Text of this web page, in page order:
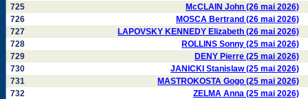
725
McCLAIN John (26 mai 2026)
726
MOSCA Bertrand (26 mai 2026)
727
LAPOVSKY KENNEDY Elizabeth (26 mai 2026)
728
ROLLINS Sonny (25 mai 2026)
729
DENY Pierre (25 mai 2026)
730
JANICKI Stanislaw (25 mai 2026)
731
MASTROKOSTA Gogo (25 mai 2026)
732
ZELMA Anna (25 mai 2026)